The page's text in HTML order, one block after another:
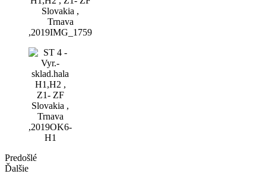
Predošlé
Ďalšie